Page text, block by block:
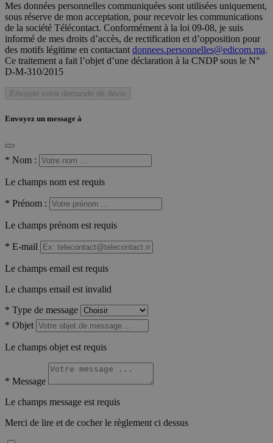
Mes données personnelles communiquées sont utilisées uniquement,
sous réserve de mon acceptation, pour recevoir les communications
de la société Télécontact. Conformément à la loi 09-08, je suis
informé de mes droits d’accès, de rectification et d’opposition pour
des motifs légitime en contactant donnees.personnelles@edicom.ma.
Ce traitement a fait l’objet d’une déclaration à la CNDP sous le N°
D-M-310/2015
Envoyer votre demande de devis
Envoyez un message à
* Nom :
Le champs nom est requis
* Prénom :
Le champs prénom est requis
* E-mail
Le champs email est requis
Le champs email est invalid
* Type de message
* Objet
Le champs objet est requis
* Message
Le champs message est requis
Merci de lire et de cocher le règlement ci dessus